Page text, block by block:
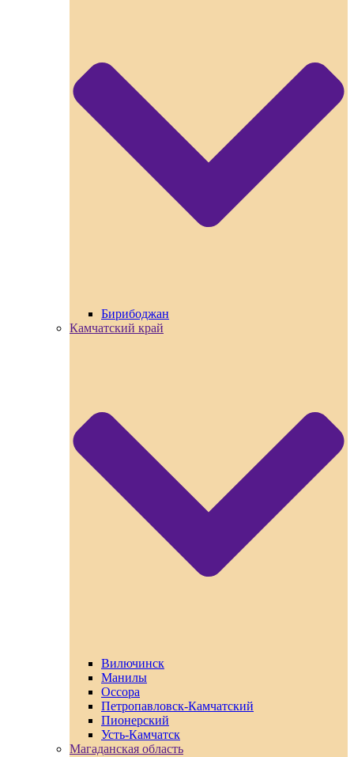
Бирибоджан
Камчатский край
Вилючинск
Манилы
Оссора
Петропавловск-Камчатский
Пионерский
Усть-Камчатск
Магаданская область